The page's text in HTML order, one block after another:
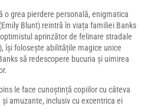
o grea pierdere personală, enigmatica
Blunt) reintră în viața familiei Banks
aprinzător de felinare stradale
își folosește abilitățile magice unice
să redescopere bucuria și uimirea
le face cunoștință copiilor cu câteva
amuzante, inclusiv cu excentrica ei